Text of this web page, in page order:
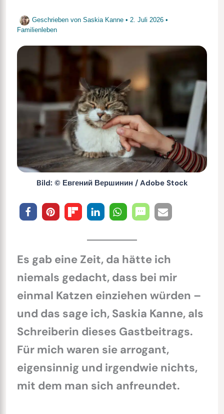
Geschrieben von Saskia Kanne • 2. Juli 2026 •
Familienleben
Bild: © Евгений Вершинин / Adobe Stock
Es gab eine Zeit, da hätte ich
niemals gedacht, dass bei mir
einmal Katzen einziehen würden –
und das sage ich, Saskia Kanne, als
Schreiberin dieses Gastbeitrags.
Für mich waren sie arrogant,
eigensinnig und irgendwie nichts,
mit dem man sich anfreundet.